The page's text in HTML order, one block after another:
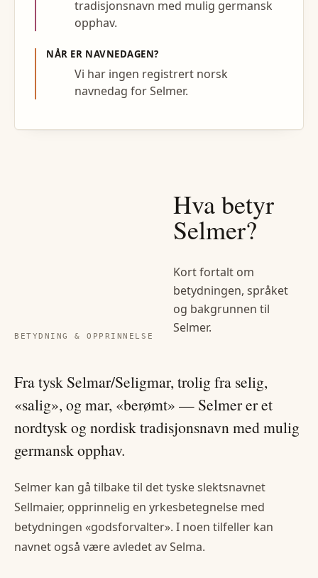
tradisjonsnavn med mulig germansk
opphav.
NÅR ER NAVNEDAGEN?
Vi har ingen registrert norsk
navnedag for Selmer.
BETYDNING & OPPRINNELSE
Hva betyr
Selmer?
Kort fortalt om
betydningen, språket
og bakgrunnen til
Selmer.
Fra tysk Selmar/Seligmar, trolig fra selig,
«salig», og mar, «berømt» — Selmer er et
nordtysk og nordisk tradisjonsnavn med mulig
germansk opphav.
Selmer kan gå tilbake til det tyske slektsnavnet
Sellmaier, opprinnelig en yrkesbetegnelse med
betydningen «godsforvalter». I noen tilfeller kan
navnet også være avledet av Selma.